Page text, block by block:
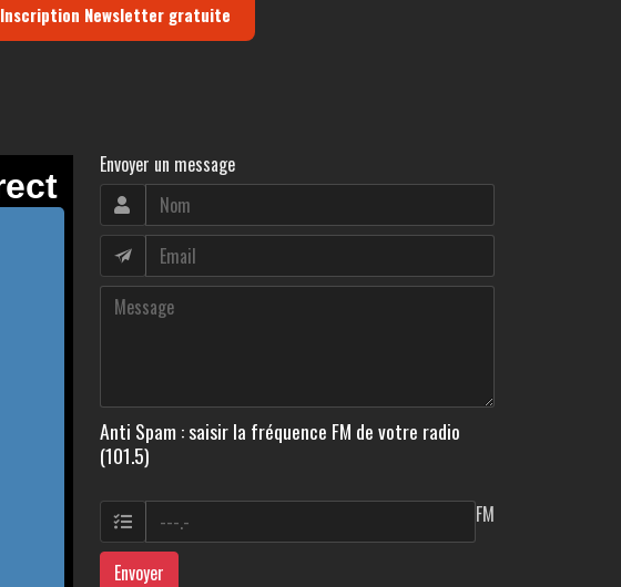
Inscription Newsletter gratuite
Envoyer un message
Anti Spam : saisir la fréquence FM de votre radio
(101.5)
FM
Envoyer